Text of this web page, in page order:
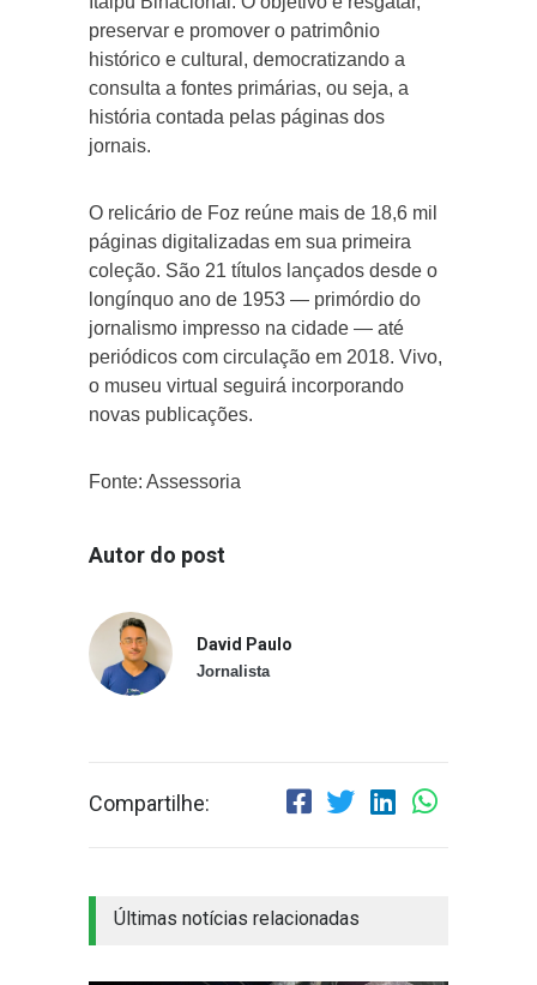
preservar e promover o patrimônio
histórico e cultural, democratizando a
consulta a fontes primárias, ou seja, a
história contada pelas páginas dos
jornais.
O relicário de Foz reúne mais de 18,6 mil
páginas digitalizadas em sua primeira
coleção. São 21 títulos lançados desde o
longínquo ano de 1953 — primórdio do
jornalismo impresso na cidade — até
periódicos com circulação em 2018. Vivo,
o museu virtual seguirá incorporando
novas publicações.
Fonte: Assessoria
Autor do post
David Paulo
Jornalista
Compartilhe:
Últimas notícias relacionadas